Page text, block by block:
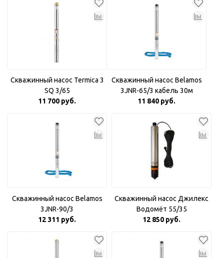
Скважинный насос Termica 3
SQ 3/65
11 700 руб.
Скважинный насос Belamos
3JNR-65/3 кабель 30м
11 840 руб.
Скважинный насос Belamos
3JNR-90/3
12 311 руб.
Скважинный насос Джилекс
Водомёт 55/35
12 850 руб.